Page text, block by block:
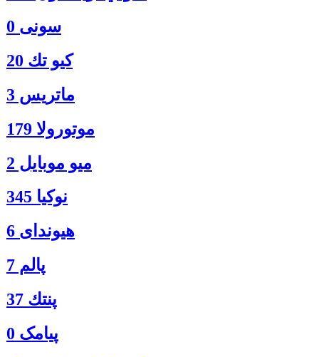
سونی 0
كيو تك 20
ماتريس 3
موتورولا 179
ميو موبايل 2
نوكيا 345
هیوندای 6
پالم 7
پنتك 37
پیامک 0